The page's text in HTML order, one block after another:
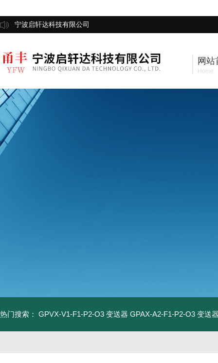
宁波启轩达科技有限公司
网站
Home
热门搜索： GPVX-V1-F1-P2-O3 变送器 GPAX-A2-F1-P2-O3 变送